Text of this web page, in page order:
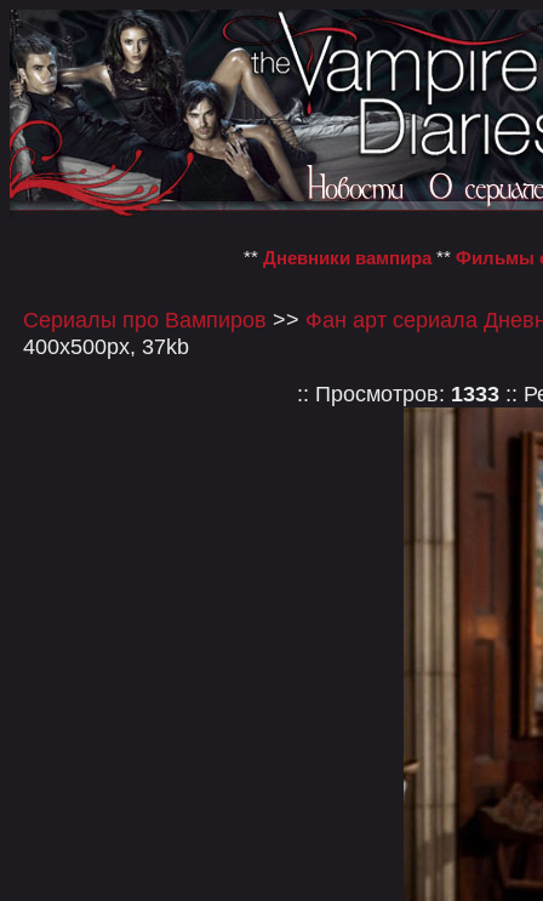
** Дневники вампира ** Фильмы
Сериалы про Вампиров >> Фан арт сериала
400x500px, 37kb
:: Просмотров: 1333 ::